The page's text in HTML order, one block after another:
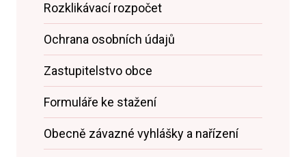
Rozklikávací rozpočet
Ochrana osobních údajů
Zastupitelstvo obce
Formuláře ke stažení
Obecně závazné vyhlášky a nařízení